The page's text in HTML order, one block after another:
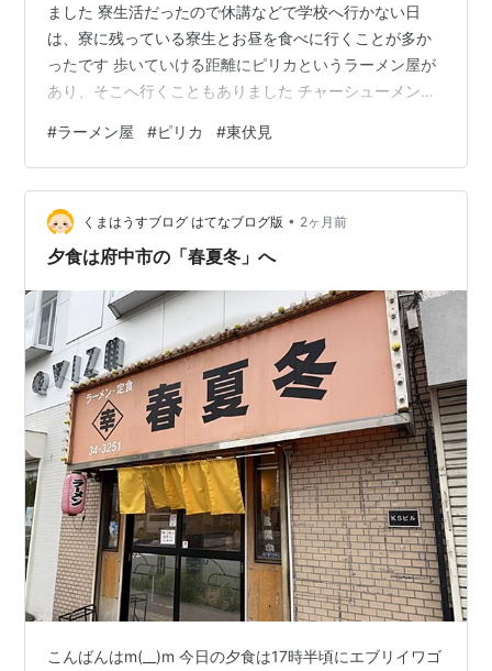
ました 寮生活だったので休講などで学校へ行かない日
は、寮に残っている寮生とお昼を食べに行くことが多か
ったです 歩いていける距離にピリカというラーメン屋が
あり、そこへ行くこともありました チャーシューメンが
が一人で全てをやっていて、店に入ると「はーっ」、注
文すると「はーっ」と声が返ってきますが、そのほかの
言葉はなく、聴くことができる肉声は「はーっ」だけで
した 外見もちょっとこわそうだったため、私も他の寮生
も「この人は何かある。もしかしたらムショ帰りなので
#ラーメン屋 #ピリカ #東伏見
くまはうすブログ はてなブログ版 • 2ヶ月前
夕食は府中市の「春夏冬」へ
こんばんはm(__)m 今日の夕食は17時半頃にエブリイワゴ